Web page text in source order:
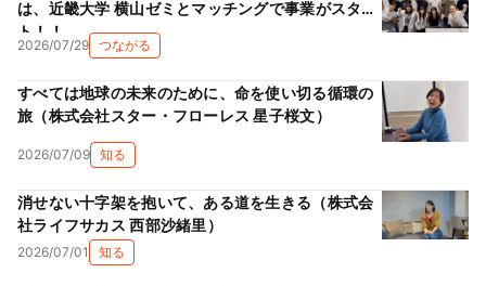
は、近畿大学 横山ゼミとマッチングで事業がスター
ト！！
2026/07/29 つながる
すべては地球の未来のために、命を使い切る循環の
旅（株式会社スター・フローレス 星子桜文）
2026/07/09 知る
消せない十字架を抱いて、ある道を生きる（株式会
社ライフサカス 西部沙緒里）
2026/07/01 知る